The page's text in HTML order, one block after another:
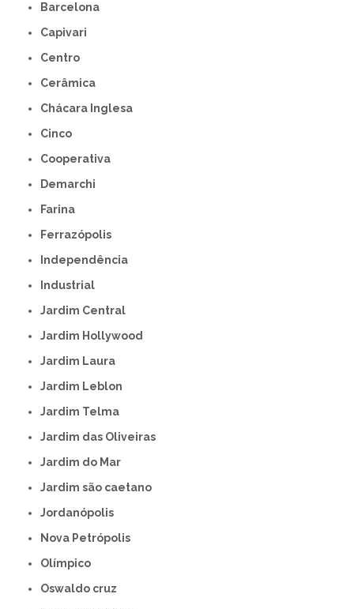
Barcelona
Capivari
Centro
Cerâmica
Chácara Inglesa
Cinco
Cooperativa
Demarchi
Farina
Ferrazópolis
Independência
Industrial
Jardim Central
Jardim Hollywood
Jardim Laura
Jardim Leblon
Jardim Telma
Jardim das Oliveiras
Jardim do Mar
Jardim são caetano
Jordanópolis
Nova Petrópolis
Olímpico
Oswaldo cruz